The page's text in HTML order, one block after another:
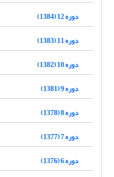
دوره 12 (1384)
دوره 11 (1383)
دوره 10 (1382)
دوره 9 (1381)
دوره 8 (1378)
دوره 7 (1377)
دوره 6 (1376)